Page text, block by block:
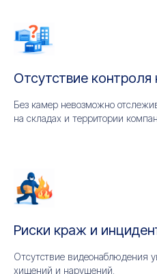
Отсутствие контроля
Без камер невозможно
на складах и территории
Риски краж и
Отсутствие видеонаблюдения
хищений и нарушений.